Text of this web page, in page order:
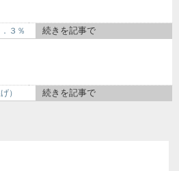
３％
続きを記事で
げ）
続きを記事で